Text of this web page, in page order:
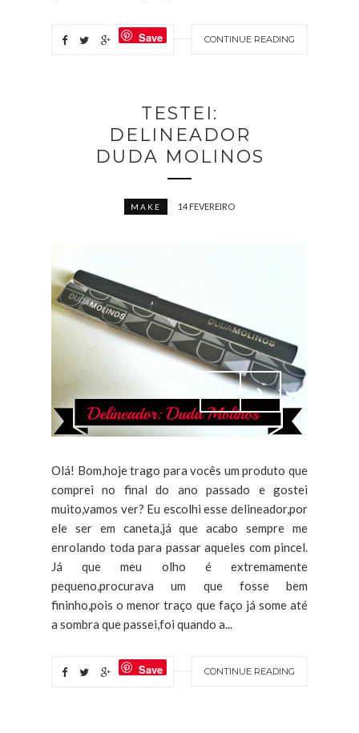
CONTINUE READING
Save
TESTEI:
DELINEADOR
DUDA MOLINOS
MAKE 14 FEVEREIRO
Olá! Bom,hoje trago para vocês um produto que
comprei no final do ano passado e gostei
muito,vamos ver? Eu escolhi esse delineador,por
ele ser em caneta,já que acabo sempre me
enrolando toda para passar aqueles com pincel.
Já que meu olho é extremamente
pequeno,procurava um que fosse bem
fininho,pois o menor traço que faço já some até
a sombra que passei,foi quando a...
CONTINUE READING
Save